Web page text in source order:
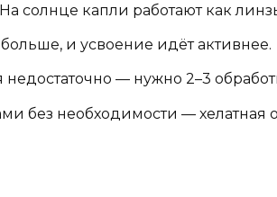
капли работают как
и усвоение идёт активнее.
— нужно 2–3
без необходимости — хелатная